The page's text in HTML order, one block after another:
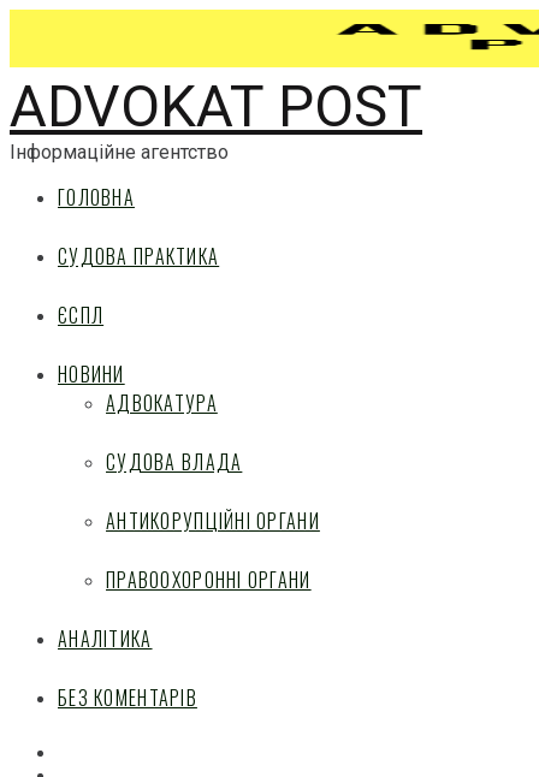
ADVOKAT POST
Інформаційне агентство
ГОЛОВНА
СУДОВА ПРАКТИКА
ЄСПЛ
НОВИНИ
АДВОКАТУРА
СУДОВА ВЛАДА
АНТИКОРУПЦІЙНІ ОРГАНИ
ПРАВООХОРОННІ ОРГАНИ
АНАЛІТИКА
БЕЗ КОМЕНТАРІВ